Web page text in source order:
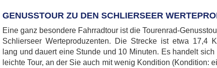
GENUSSTOUR ZU DEN SCHLIERSEER
Eine ganz besondere Fahrradtour ist die Tourenrad-
Schlierseer Werteproduzenten. Die Strecke ist etwa 17,4
lang und dauert eine Stunde und 10 Minuten. Es handelt sich
leichte Tour, an der Sie auch mit wenig Kondition (Kondition: